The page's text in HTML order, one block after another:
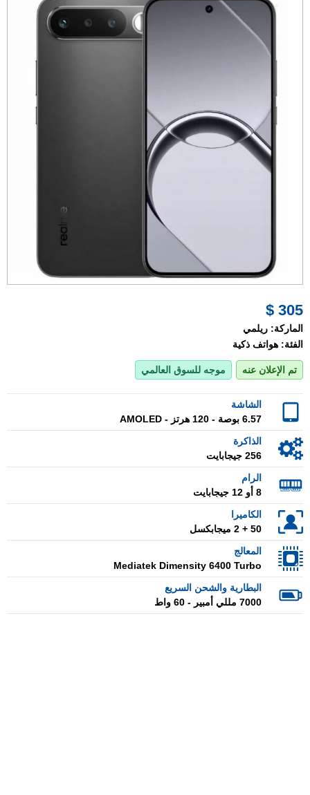
305 $
الماركة: ريلمي
الفئة: هواتف ذكية
تم الإعلان عنه موجه للسوق العالمي
الشاشة
6.57 بوصة - 120 هرتز - AMOLED
الذاكرة
256 جيجابايت
الرام
8 أو 12 جيجابايت
الكاميرا
50 + 2 ميجابكسل
المعالج
Mediatek Dimensity 6400 Turbo
البطارية والشحن السريع
7000 مللي أمبير - 60 واط